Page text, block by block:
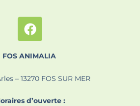
FOS ANIMALIA
– 13270 FOS SUR MER
d’ouverte :